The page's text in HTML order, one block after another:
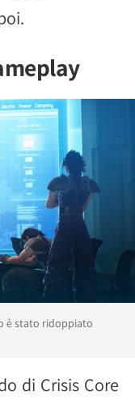
è stato ridoppiato
di Crisis Core